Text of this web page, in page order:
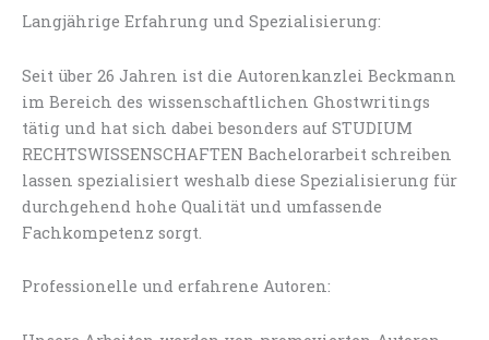
Langjährige Erfahrung und Spezialisierung:
Seit über 26 Jahren ist die Autorenkanzlei Beckmann
im Bereich des wissenschaftlichen Ghostwritings
tätig und hat sich dabei besonders auf STUDIUM
RECHTSWISSENSCHAFTEN Bachelorarbeit schreiben
lassen spezialisiert weshalb diese Spezialisierung für
durchgehend hohe Qualität und umfassende
Fachkompetenz sorgt.
Professionelle und erfahrene Autoren: